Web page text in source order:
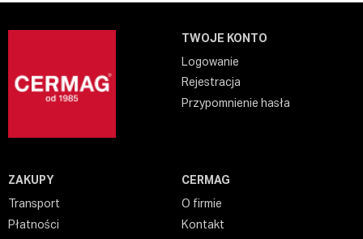
TWOJE KONTO
Logowanie
Rejestracja
Przypomnienie hasła
ZAKUPY
Transport
Płatności
CERMAG
O firmie
Kontakt